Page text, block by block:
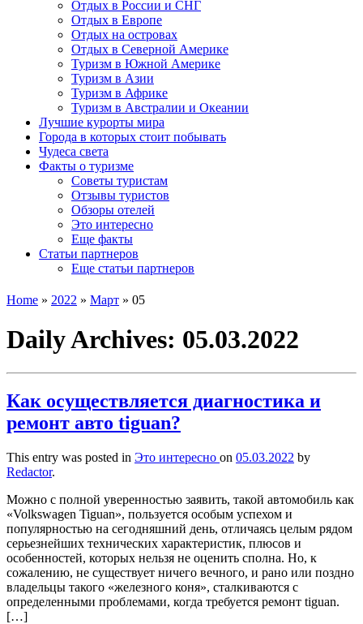
Отдых в России и СНГ
Отдых в Европе
Отдых на островах
Отдых в Северной Америке
Туризм в Южной Америке
Туризм в Азии
Туризм в Африке
Туризм в Австралии и Океании
Лучшие курорты мира
Города в которых стоит побывать
Чудеса света
Факты о туризме
Советы туристам
Отзывы туристов
Обзоры отелей
Это интересно
Еще факты
Статьи партнеров
Еще статьи партнеров
Home » 2022 » Март » 05
Daily Archives: 05.03.2022
Как осуществляется диагностика и
ремонт авто tiguan?
This entry was posted in Это интересно on 05.03.2022 by
Redactor.
Можно с полной уверенностью заявить, такой автомобиль как
«Volkswagen Tiguan», пользуется особым успехом и
популярностью на сегодняшний день, отличаясь целым рядом
серьезнейших технических характеристик, плюсов и
особенностей, которых нельзя не оценить сполна. Но, к
сожалению, не существует ничего вечного, и рано или поздно
владельцы такого «железного коня», сталкиваются с
определенными проблемами, когда требуется ремонт tiguan.
[…]